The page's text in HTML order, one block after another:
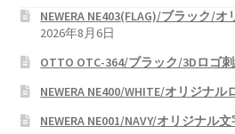
NEWERA NE403(FLAG)/ブラック/
2026年8月6日
OTTO OTC-364/ブラック/3Dロゴ
NEWERA NE400/WHITE/オリジナル
NEWERA NE001/NAVY/オリジナル